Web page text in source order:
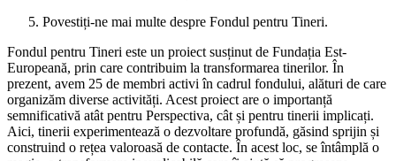
Povestiți-ne mai multe despre Fondul pentru Tineri.
Fondul pentru Tineri este un proiect susținut de Fundația Est-
Europeană, prin care contribuim la transformarea tinerilor. În
prezent, avem 25 de membri activi în cadrul fondului, alături de care
organizăm diverse activități. Acest proiect are o importanță
semnificativă atât pentru Perspectiva, cât și pentru tinerii implicați.
Aici, tinerii experimentează o dezvoltare profundă, găsind sprijin și
construind o rețea valoroasă de contacte. În acest loc, se întâmplă o